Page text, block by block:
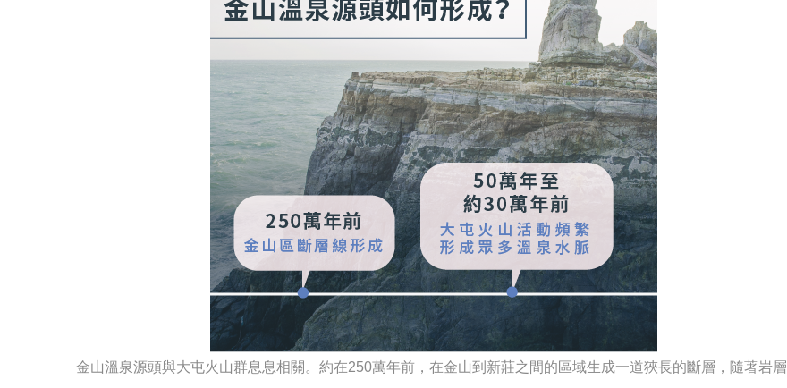
金山溫泉源頭與大屯火山群息息相關。約在250萬年前，在金山到新莊之間的區域生成一道狹長的斷層，隨著岩層